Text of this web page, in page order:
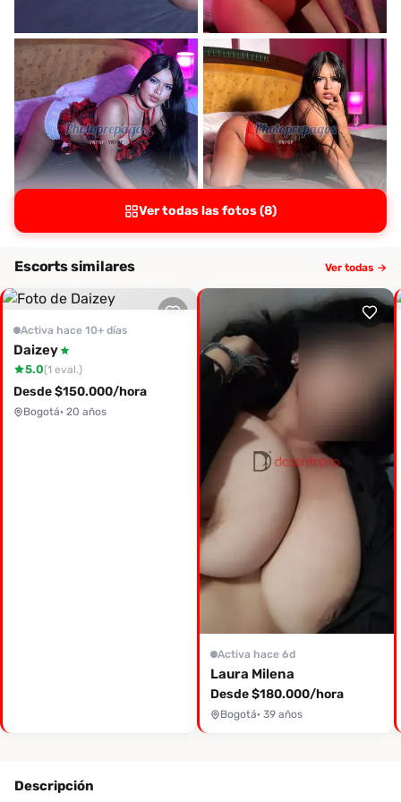
Ver todas las fotos (8)
Escorts similares Ver todas →
Activa hace 10+ días
Daizey
5.0(1 eval.)
Desde $150.000/hora
Bogotá· 20 años
Activa hace 6d
Laura Milena
Desde $180.000/hora
Bogotá· 39 años
Descripción